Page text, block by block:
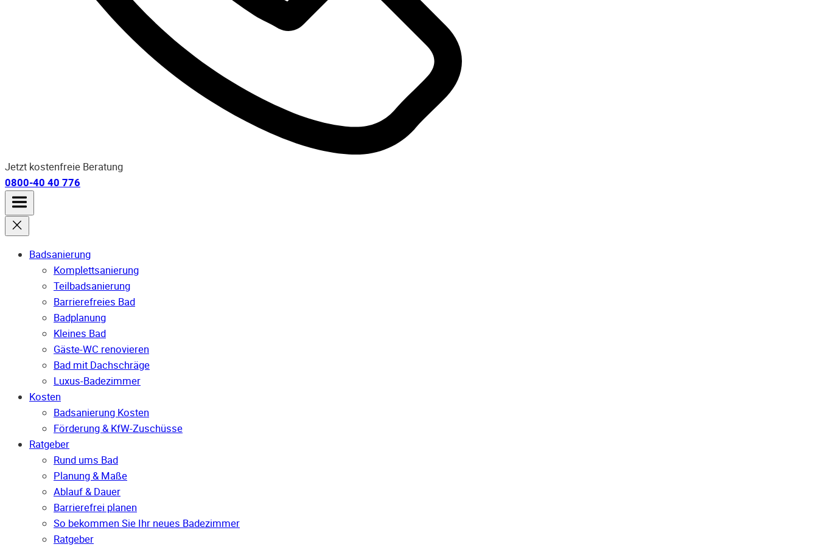
Jetzt kostenfreie Beratung
0800-40 40 776
Badsanierung
Komplettsanierung
Teilbadsanierung
Barrierefreies Bad
Badplanung
Kleines Bad
Gäste-WC renovieren
Bad mit Dachschräge
Luxus-Badezimmer
Kosten
Badsanierung Kosten
Förderung & KfW-Zuschüsse
Ratgeber
Rund ums Bad
Planung & Maße
Ablauf & Dauer
Barrierefrei planen
So bekommen Sie Ihr neues Badezimmer
Ratgeber